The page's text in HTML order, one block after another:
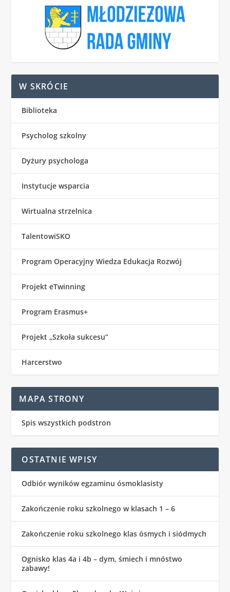
W SKRÓCIE
Biblioteka
Psycholog szkolny
Dyżury psychologa
Instytucje wsparcia
Wirtualna strzelnica
TalentowiSKO
Program Operacyjny Wiedza Edukacja Rozwój
Projekt eTwinning
Program Erasmus+
Projekt „Szkoła sukcesu”
Harcerstwo
MAPA STRONY
Spis wszystkich podstron
OSTATNIE WPISY
Odbiór wyników egzaminu ósmoklasisty
Zakończenie roku szkolnego w klasach 1 – 6
Zakończenie roku szkolnego klas ósmych i siódmych
Ognisko klas 4a i 4b – dym, śmiech i mnóstwo
zabawy!